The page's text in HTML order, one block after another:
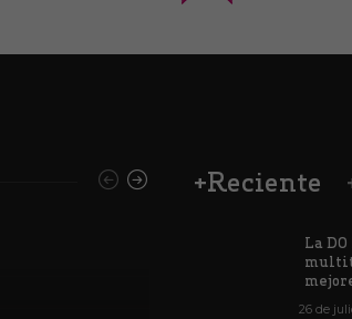
+Reciente
La
26 de